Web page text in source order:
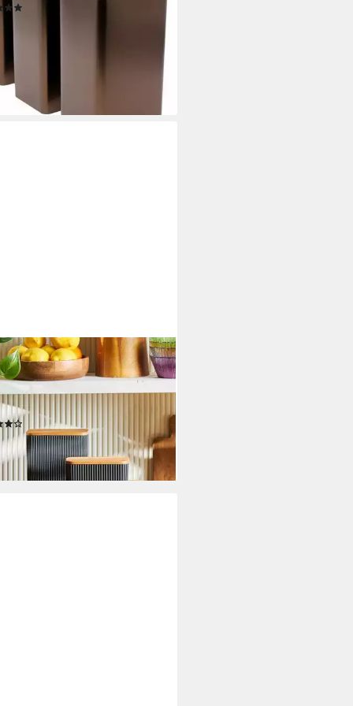
€
1 Stk)
- in 3-4 Werktagen bei dir
Massimo 4er Set
Vorratsdosen
€
- in 6-7 Werktagen bei dir